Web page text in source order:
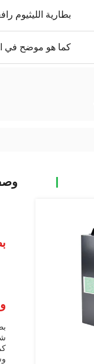
بطارية الليثيوم
كما هو موضح في